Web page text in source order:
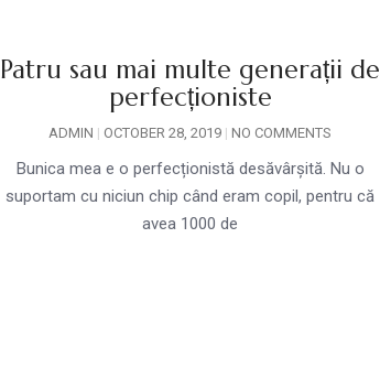
Patru sau mai multe generații de
perfecționiste
ADMIN OCTOBER 28, 2019 NO COMMENTS
Bunica mea e o perfecționistă desăvârșită. Nu o
suportam cu niciun chip când eram copil, pentru că
avea 1000 de